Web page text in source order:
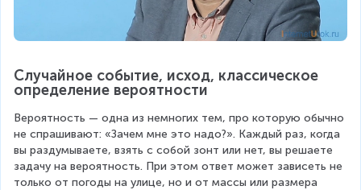
Случайное событие, исход, классическое
определение вероятности
Вероятность — одна из немногих тем, про которую обычно
не спрашивают: «Зачем мне это надо?». Каждый раз, когда
вы раздумываете, взять с собой зонт или нет, вы решаете
задачу на вероятность. При этом ответ может зависеть не
только от погоды на улице, но и от массы или размера